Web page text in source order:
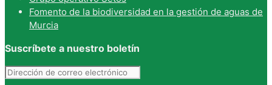
Fomento de la biodiversidad en la gestión de aguas de
Murcia
Suscríbete a nuestro boletín